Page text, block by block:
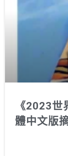
《2023
體中文版